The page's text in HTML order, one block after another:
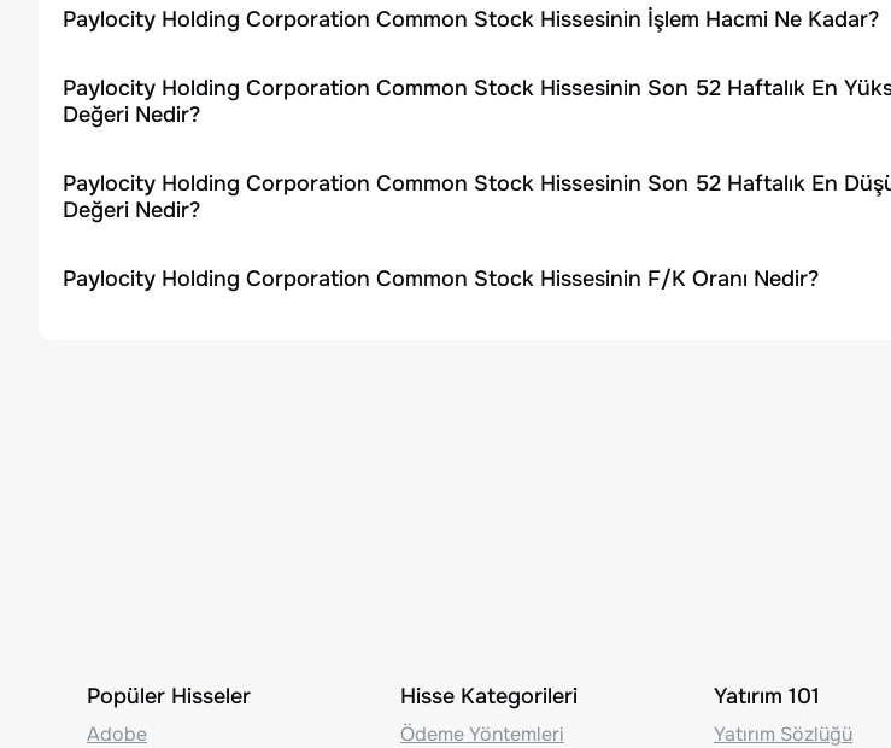
Paylocity Holding Corporation Common Stock Hissesinin İşlem Hacmi Ne Kadar?
Paylocity Holding Corporation Common Stock Hissesinin Son 52 Haftalık En
Değeri Nedir?
Paylocity Holding Corporation Common Stock Hissesinin Son 52 Haftalık En
Değeri Nedir?
Paylocity Holding Corporation Common Stock Hissesinin F/K Oranı Nedir?
Popüler Hisseler
Adobe
Hisse Kategorileri
Ödeme Yöntemleri
Yatırım 101
Yatırım Sözlüğü